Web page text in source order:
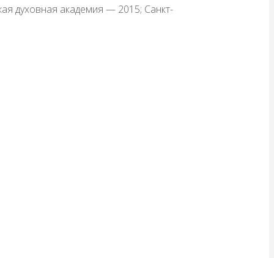
духовная академия — 2015; Санкт-